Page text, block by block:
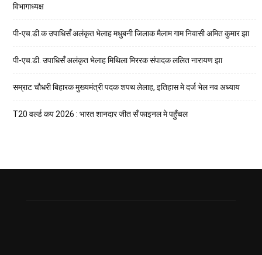
विभागाध्यक्ष
पी-एच.डी.क उपाधिसँ अलंकृत भेलाह मधुबनी जिलाक मैलाम गाम निवासी अमित कुमार झा
पी-एच.डी. उपाधिसँ अलंकृत भेलाह मिथिला मिररक संपादक ललित नारायण झा
सम्राट चौधरी बिहारक मुख्यमंत्री पदक शपथ लेलाह, इतिहास मे दर्ज भेल नव अध्याय
T20 वर्ल्ड कप 2026 : भारत शानदार जीत सँ फाइनल मे पहुँचल